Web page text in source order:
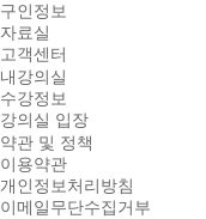
구인정보
자료실
고객센터
내강의실
수강정보
강의실 입장
약관 및 정책
이용약관
개인정보처리방침
이메일무단수집거부